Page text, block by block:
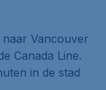
Vancouver
Canada Line.
in de stad